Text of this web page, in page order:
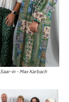
Saar-in - Max Karbach